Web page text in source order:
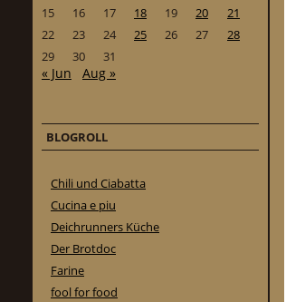
15
16 17 18 19 20
21
22
23 24 25 26 27
28
29
30 31
« Jun Aug »
BLOGROLL
Chili und Ciabatta
Cucina e piu
Deichrunners Küche
Der Brotdoc
Farine
fool for food